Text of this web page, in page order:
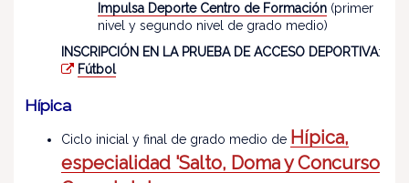
Impulsa Deporte Centro de Formación (primer
nivel y segundo nivel de grado medio)
INSCRIPCIÓN EN LA PRUEBA DE ACCESO DEPORTIVA:
Fútbol
Hípica
Ciclo inicial y final de grado medio de Hípica,
especialidad 'Salto, Doma y Concurso